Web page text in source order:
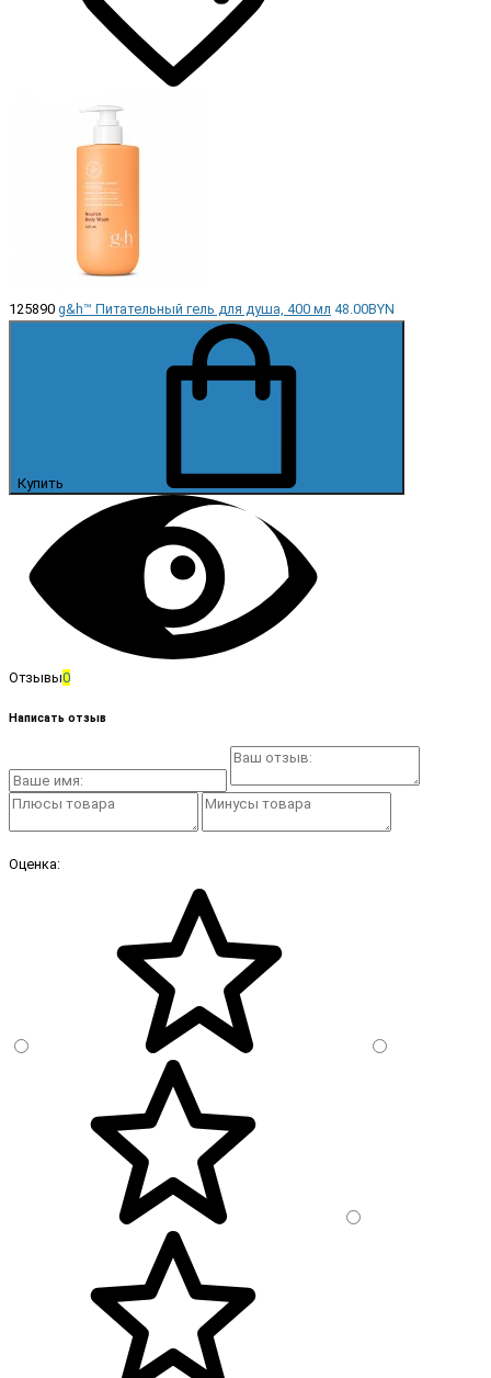
125890 g&h™ Питательный гель для душа, 400 мл 48.00BYN
Купить
Отзывы0
Написать отзыв
Оценка: